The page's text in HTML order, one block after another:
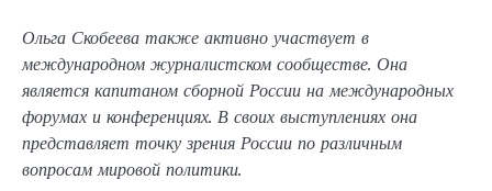
Ольга Скобеева также активно участвует в
международном журналистском сообществе. Она
является капитаном сборной России на международных
форумах и конференциях. В своих выступлениях она
представляет точку зрения России по различным
вопросам мировой политики.